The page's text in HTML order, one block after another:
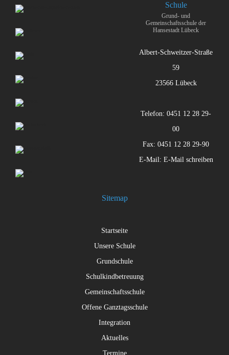
Schule
Grund- und
Gemeinschaftsschule der
Hansestadt Lübeck
Albert-Schweitzer-Straße
59
23566 Lübeck
Telefon: 0451 12 28 29-
00
Fax: 0451 12 28 29-90
E-Mail: E-Mail schreiben
Sitemap
Startseite
Unsere Schule
Grundschule
Schulkindbetreuung
Gemeinschaftsschule
Offene Ganztagsschule
Integration
Aktuelles
Termine